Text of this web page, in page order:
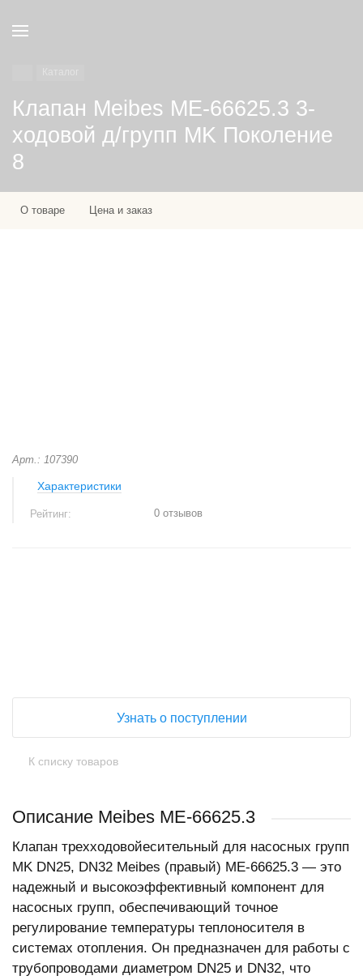
Клапан Meibes МЕ-66625.3 3-
ходовой д/групп MK Поколение
8
О товаре Цена и заказ
Арт.: 107390
Характеристики
Рейтинг: 0 отзывов
Узнать о поступлении
К списку товаров
Описание Meibes МЕ-66625.3
Клапан трехходовойесительный для насосных групп
MK DN25, DN32 Meibes (правый) ME-66625.3 — это
надежный и высокоэффективный компонент для
насосных групп, обеспечивающий точное
регулирование температуры теплоносителя в
системах отопления. Он предназначен для работы с
трубопроводами диаметром DN25 и DN32, что